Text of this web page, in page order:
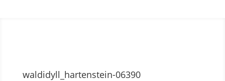
waldidyll_hartenstein-06390